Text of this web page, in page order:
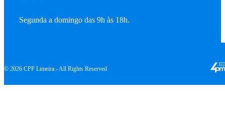
Segunda a domingo das 9h às 18h.
© 2026 CPP Limeira - All Rights Reserved